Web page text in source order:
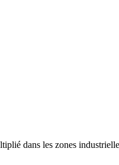
dans les zones